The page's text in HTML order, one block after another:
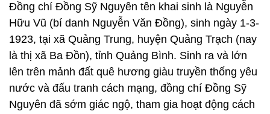
Đồng chí Đồng Sỹ Nguyên tên khai sinh là Nguyễn
Hữu Vũ (bí danh Nguyễn Văn Đồng), sinh ngày 1-3-
1923, tại xã Quảng Trung, huyện Quảng Trạch (nay
là thị xã Ba Đồn), tỉnh Quảng Bình. Sinh ra và lớn
lên trên mảnh đất quê hương giàu truyền thống yêu
nước và đấu tranh cách mạng, đồng chí Đồng Sỹ
Nguyên đã sớm giác ngộ, tham gia hoạt động cách